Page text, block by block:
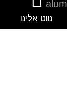
נווט אלינו